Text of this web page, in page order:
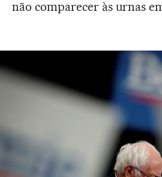
não comparecer às urnas